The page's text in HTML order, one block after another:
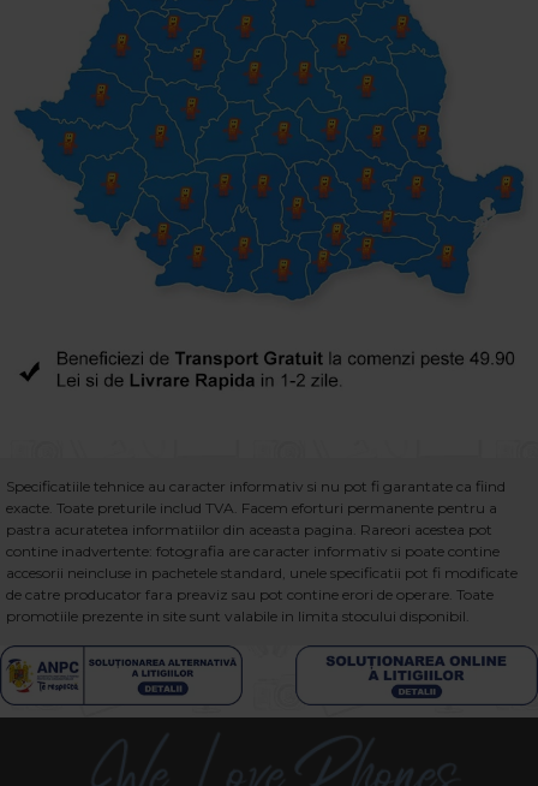
Specificatiile tehnice au caracter informativ si nu pot fi garantate ca fiind
exacte. Toate preturile includ TVA. Facem eforturi permanente pentru a
pastra acuratetea informatiilor din aceasta pagina. Rareori acestea pot
contine inadvertente: fotografia are caracter informativ si poate contine
accesorii neincluse in pachetele standard, unele specificatii pot fi modificate
de catre producator fara preaviz sau pot contine erori de operare. Toate
promotiile prezente in site sunt valabile in limita stocului disponibil.